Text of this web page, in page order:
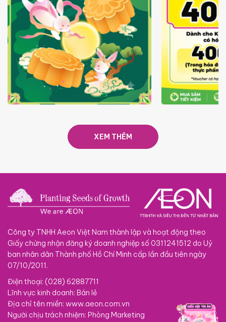
TRAO TẾT TRĂNG TRÒN GẮN
GIÁ LUÔN
XEM THÊM
Công ty TNHH Aeon Việt Nam thành lập và hoạt động theo
Giấy chứng nhận đăng ký doanh nghiệp số 0311241512 do Uỷ
ban nhân dân Thành phố Hồ Chí Minh cấp lần đầu tiên ngày
07/10/2011.
Điện thoại: (028) 62887711
Lĩnh vực kinh doanh: Bán lẻ
Địa chỉ tên miền: www.aeon.com.vn
Người chịu trách nhiệm: Phòng Marketing